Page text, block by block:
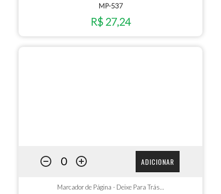
MP-537
R$ 27,24
ADICIONAR
Marcador de Página - Deixe Para Trás...